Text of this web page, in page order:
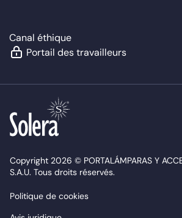
Canal éthique
Portail des travailleurs
Copyright 2026 © PORTALÁMPARAS Y
S.A.U. Tous droits réservés.
Politique de cookies